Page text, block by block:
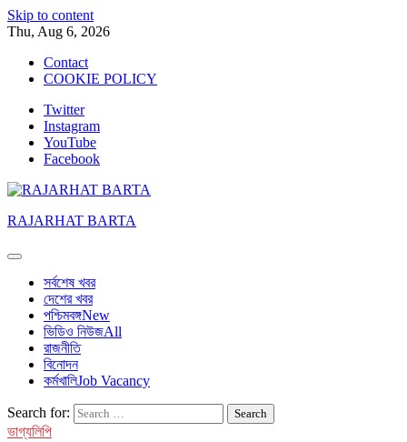
Skip to content
Thu, Aug 6, 2026
Contact
COOKIE POLICY
Twitter
Instagram
YouTube
Facebook
RAJARHAT BARTA
সর্বশেষ খবর
দেশের খবর
পশ্চিমবঙ্গNew
ভিডিও নিউজAll
রাজনীতি
বিনোদন
কর্মখালিJob Vacancy
Search for:
ভাগ্যলিপি